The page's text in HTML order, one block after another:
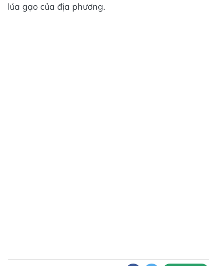
lúa gạo của địa phương.